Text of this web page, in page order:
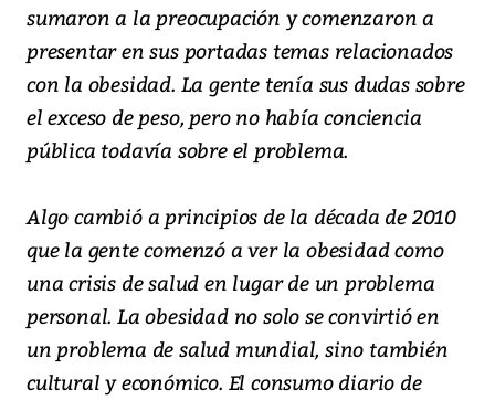
sumaron a la preocupación y comenzaron a
presentar en sus portadas temas relacionados
con la obesidad. La gente tenía sus dudas sobre
el exceso de peso, pero no había conciencia
pública todavía sobre el problema.
Algo cambió a principios de la década de 2010
que la gente comenzó a ver la obesidad como
una crisis de salud en lugar de un problema
personal. La obesidad no solo se convirtió en
un problema de salud mundial, sino también
cultural y económico. El consumo diario de